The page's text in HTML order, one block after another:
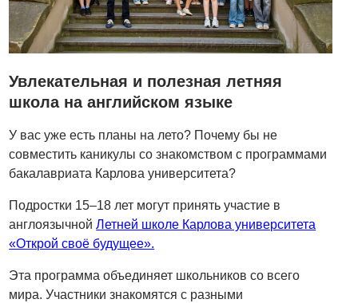
Увлекательная и полезная летняя
школа на английском языке
У вас уже есть планы на лето? Почему бы не
совместить каникулы со знакомством с программами
бакалавриата Карлова университета?
Подростки 15–18 лет могут принять участие в
англоязычнойЛетней школе Карлова университета
«Открой своё будущее».
Эта программа объединяет школьников со всего
мира. Участники знакомятся с разными